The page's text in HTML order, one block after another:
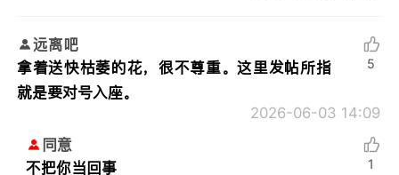
远离吧
拿着送快枯萎的花，很不尊重。这里发帖所指
就是要对号入座。
2026-06-03 14:09
5
同意
不把你当回事
1